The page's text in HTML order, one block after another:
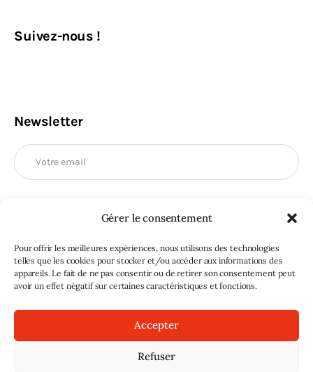
Gérer le consentement
Pour offrir les meilleures expériences, nous utilisons des technologies
telles que les cookies pour stocker et/ou accéder aux informations des
appareils. Le fait de ne pas consentir ou de retirer son consentement peut
avoir un effet négatif sur certaines caractéristiques et fonctions.
Accepter
Refuser
Suivez-nous !
Newsletter
M'INSCRIRE